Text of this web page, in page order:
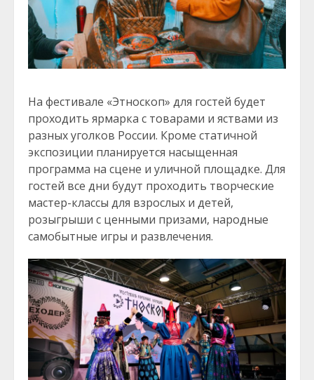
На фестивале «Этноскоп» для гостей будет
проходить ярмарка с товарами и яствами из
разных уголков России. Кроме статичной
экспозиции планируется насыщенная
программа на сцене и уличной площадке. Для
гостей все дни будут проходить творческие
мастер-классы для взрослых и детей,
розыгрыши с ценными призами, народные
самобытные игры и развлечения.